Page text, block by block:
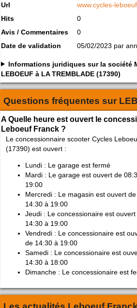
Url
www.cycles-
Hits
0
Avis / Commentaires
0
Date de validation
05/02/2023 par
Informations juridiques sur la société
LEBOEUF à LA TREMBLADE (17390)
Questions fréquentes sur
A Quelle heure est ouvert le
Leboeuf Franck ?
Le concessionnaire scooter Cycles
(17390) est ouvert :
Lundi : Le garage est fermé
Mardi : Le garage est ouvert de
19:00
Mercredi : Le magasin est ouvert
14:30 à 19:00
Jeudi : Le concessionaire est
14:30 à 19:00
Vendredi : Le concessionaire est
de 14:30 à 19:00
Samedi : Le concessionaire est
14:30 à 18:00
Dimanche : Le concessionaire est